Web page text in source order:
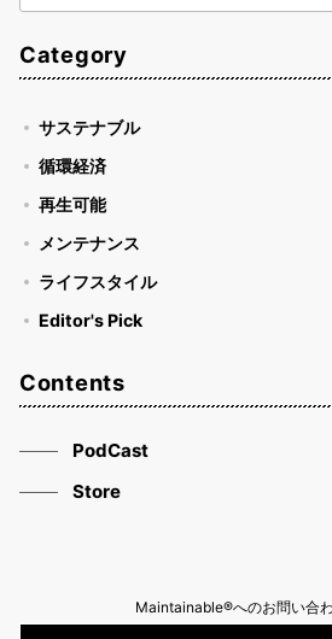
索
Category
サステナブル
循環経済
再生可能
メンテナンス
ライフスタイル
Editor's Pick
Contents
PodCast
Store
Maintainable®へのお問い合